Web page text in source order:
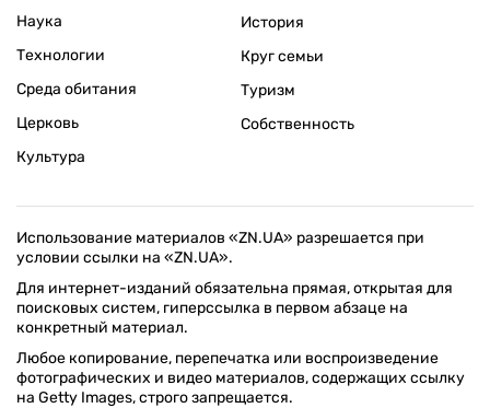
Наука
Технологии
Среда обитания
Церковь
Культура
История
Круг семьи
Туризм
Собственность
Использование материалов «ZN.UA» разрешается при
условии ссылки на «ZN.UA».
Для интернет-изданий обязательна прямая, открытая для
поисковых систем, гиперссылка в первом абзаце на
конкретный материал.
Любое копирование, перепечатка или воспроизведение
фотографических и видео материалов, содержащих ссылку
на Getty Images, строго запрещается.